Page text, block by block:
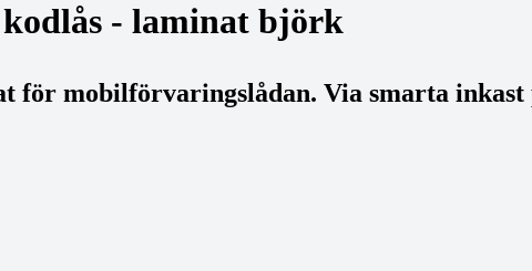
- laminat björk
för mobilförvaringslådan. Via smarta